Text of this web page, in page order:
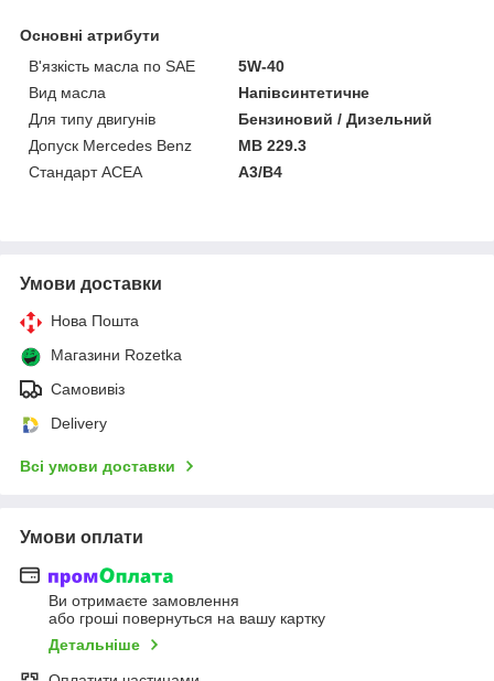
Основні атрибути
В'язкість масла по SAE
5W-40
Вид масла
Напівсинтетичне
Для типу двигунів
Бензиновий / Дизельний
Допуск Mercedes Benz
MB 229.3
Стандарт ACEA
A3/B4
Умови доставки
Нова Пошта
Магазини Rozetka
Самовивіз
Delivery
Всі умови доставки
Умови оплати
Ви отримаєте замовлення
або гроші повернуться на вашу картку
Детальніше